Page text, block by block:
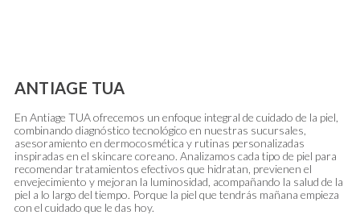
ANTIAGE TUA
En Antiage TUA ofrecemos un enfoque integral de cuidado de la piel,
combinando diagnóstico tecnológico en nuestras sucursales,
asesoramiento en dermocosmética y rutinas personalizadas
inspiradas en el skincare coreano. Analizamos cada tipo de piel para
recomendar tratamientos efectivos que hidratan, previenen el
envejecimiento y mejoran la luminosidad, acompañando la salud de la
piel a lo largo del tiempo. Porque la piel que tendrás mañana empieza
con el cuidado que le das hoy.